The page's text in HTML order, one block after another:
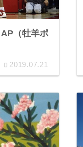
（牡羊ポ
2019.07.21